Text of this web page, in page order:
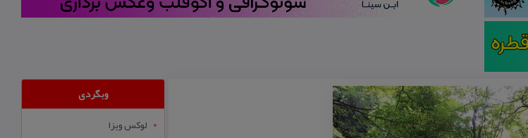
وبگردی
لوکس ویزا